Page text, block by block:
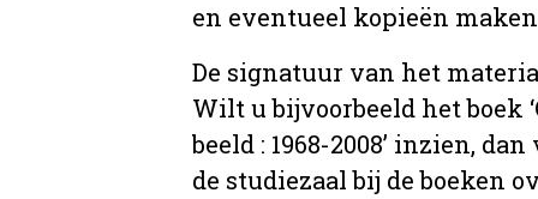
en eventueel kopieën
De signatuur van het
Wilt u bijvoorbeeld het boek
beeld : 1968-2008’ inzien,
de studiezaal bij de boeken